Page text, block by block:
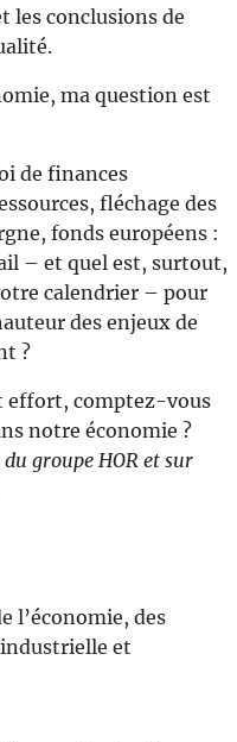
les conclusions de
ma question est
de finances
fléchage des
fonds européens :
– et quel est, surtout,
calendrier – pour
des enjeux de
?
effort, comptez-vous
notre économie ?
groupe HOR et sur
l’économie, des
et